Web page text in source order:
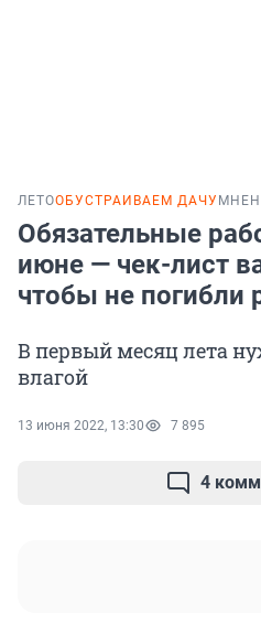
ЛЕТООБУСТРАИВАЕМ ДАЧУ
Обязательные
июне — чек-лист
чтобы не погибли
В первый месяц лета
влагой
13 июня 2022, 13:30 7 895
4